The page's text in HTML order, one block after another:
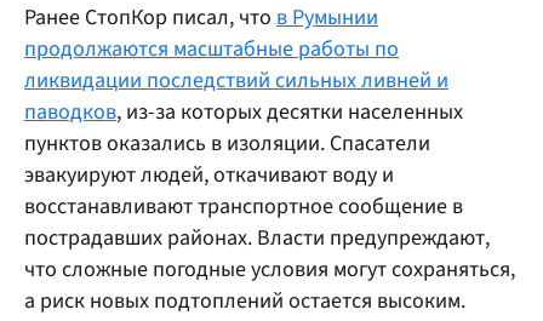
Ранее СтопКор писал, что в Румынии
продолжаются масштабные работы по
ликвидации последствий сильных ливней и
паводков, из-за которых десятки населенных
пунктов оказались в изоляции. Спасатели
эвакуируют людей, откачивают воду и
восстанавливают транспортное сообщение в
пострадавших районах. Власти предупреждают,
что сложные погодные условия могут сохраняться,
а риск новых подтоплений остается высоким.